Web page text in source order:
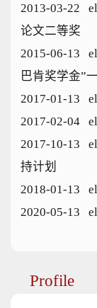
2013-03-22
论文二等奖
2015-06-13
巴肯奖学金”
2017-01-13
2017-02-04
2017-10-13
持计划
2018-01-13
2020-05-13
Profile